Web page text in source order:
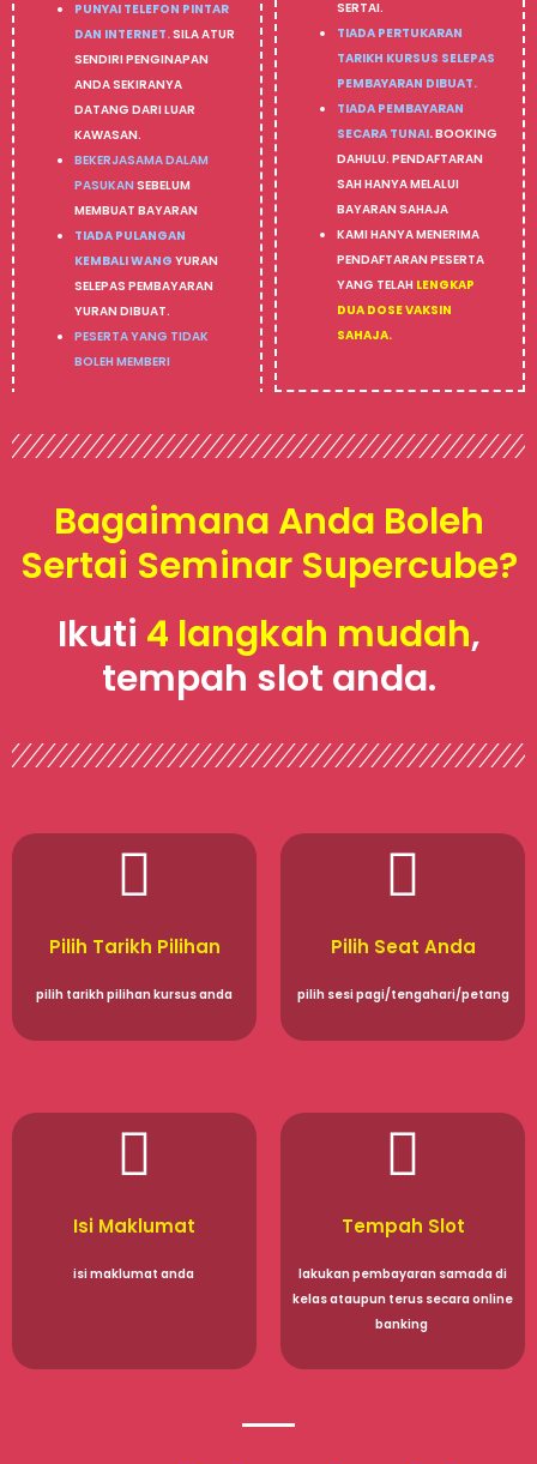
PUNYAI TELEFON PINTAR
DAN INTERNET.SILA ATUR
SENDIRI PENGINAPAN
ANDA SEKIRANYA
DATANG DARI LUAR
KAWASAN.
BEKERJASAMA DALAM
PASUKAN SEBELUM
MEMBUAT BAYARAN
TIADA PULANGAN
KEMBALI WANG YURAN
SELEPAS PEMBAYARAN
YURAN DIBUAT.
PESERTA YANG TIDAK
BOLEH MEMBERI
SERTAI.
TIADA PERTUKARAN
TARIKH KURSUS SELEPAS
PEMBAYARAN DIBUAT.
TIADA PEMBAYARAN
SECARA TUNAI.BOOKING
DAHULU. PENDAFTARAN
SAH HANYA MELALUI
BAYARAN SAHAJA
KAMI HANYA MENERIMA
PENDAFTARAN PESERTA
YANG TELAH LENGKAP
DUA DOSE VAKSIN
SAHAJA.
Bagaimana Anda Boleh
Sertai Seminar Supercube?
Ikuti 4 langkah mudah,
tempah slot anda.
Pilih Tarikh Pilihan
pilih tarikh pilihan kursus anda
Pilih Seat Anda
pilih sesi pagi/tengahari/petang
Isi Maklumat
isi maklumat anda
Tempah Slot
lakukan pembayaran samada di
kelas ataupun terus secara online
banking